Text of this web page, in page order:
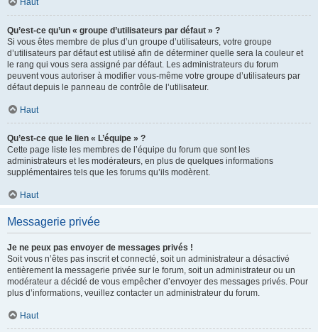
Haut
Qu’est-ce qu’un « groupe d’utilisateurs par défaut » ?
Si vous êtes membre de plus d’un groupe d’utilisateurs, votre groupe
d’utilisateurs par défaut est utilisé afin de déterminer quelle sera la couleur et
le rang qui vous sera assigné par défaut. Les administrateurs du forum
peuvent vous autoriser à modifier vous-même votre groupe d’utilisateurs par
défaut depuis le panneau de contrôle de l’utilisateur.
Haut
Qu’est-ce que le lien « L’équipe » ?
Cette page liste les membres de l’équipe du forum que sont les
administrateurs et les modérateurs, en plus de quelques informations
supplémentaires tels que les forums qu’ils modèrent.
Haut
Messagerie privée
Je ne peux pas envoyer de messages privés !
Soit vous n’êtes pas inscrit et connecté, soit un administrateur a désactivé
entièrement la messagerie privée sur le forum, soit un administrateur ou un
modérateur a décidé de vous empêcher d’envoyer des messages privés. Pour
plus d’informations, veuillez contacter un administrateur du forum.
Haut